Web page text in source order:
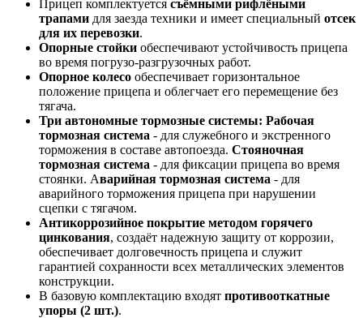
Прицеп комплектуется съёмными рифлёными
трапами для заезда техники и имеет специальный отсек
для их перевозки.
Опорные стойки обеспечивают устойчивость прицепа
во время погрузо-разгрузочных работ.
Опорное колесо обеспечивает горизонтальное
положение прицепа и облегчает его перемещение без
тягача.
Три автономные тормозные системы: Рабочая
тормозная система - для служебного и экстренного
торможения в составе автопоезда. Стояночная
тормозная система - для фиксации прицепа во время
стоянки. Аварийная тормозная система - для
аварийного торможения прицепа при нарушении
сцепки с тягачом.
Антикоррозийное покрытие методом горячего
цинкования, создаёт надежную защиту от коррозии,
обеспечивает долговечность прицепа и служит
гарантией сохранности всех металлических элементов
конструкции.
В базовую комплектацию входят противооткатные
упоры (2 шт.).